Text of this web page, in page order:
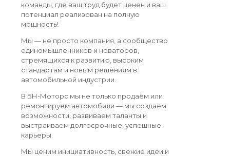
команды, где ваш труд будет ценен и ваш
потенциал реализован на полную
мощность!
Мы — не просто компания, а сообщество
единомышленников и новаторов,
стремящихся к развитию, высоким
стандартам и новым решениям в
автомобильной индустрии.
В БН-Моторс мы не только продаём или
ремонтируем автомобили — мы создаём
возможности, развиваем таланты и
выстраиваем долгосрочные, успешные
карьеры.
Мы ценим инициативность, свежие идеи и